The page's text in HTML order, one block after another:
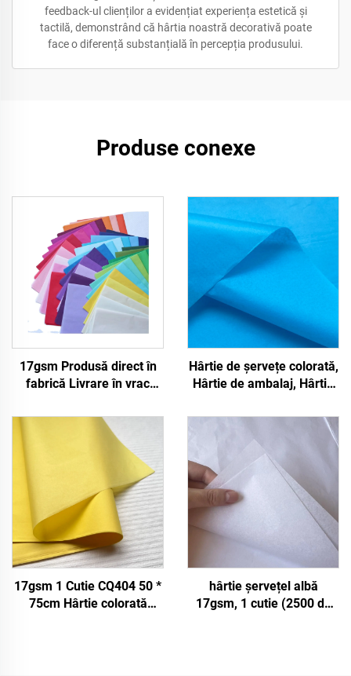
feedback-ul clienților a evidențiat experiența estetică și
tactilă, demonstrând că hârtia noastră decorativă poate
face o diferență substanțială în percepția produsului.
Produse conexe
17gsm Produsă direct în
fabrică Livrare în vrac
Personalizabilă Hârtie de
înveliș pentru
Îmbrăcăminte Pantofi
Cadouri Floare Hârtie de
mătase
Hârtie de șervețe colorată,
Hârtie de ambalaj, Hârtie
17gsm 1 Cutie CQ404 50 *
75cm Hârtie colorată
hârtie șervețel albă
17gsm, 1 cutie (2500 de